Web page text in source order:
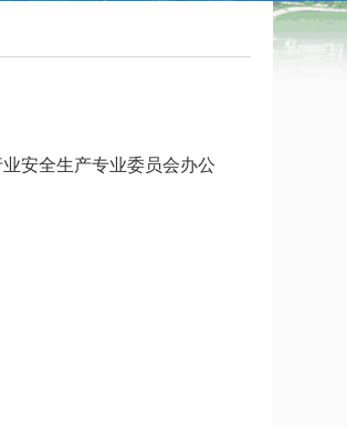
安全生产专业委员会办公